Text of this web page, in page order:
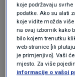
Inače ne kaže
Vladimir Šeks
su to ugovori
su poništeni
valjanost
"Švicarcima"
koje podržavaju
podatke. Ako su alati
koje vidite možda
na ovaj izbornik kako
bilo kojem trenutku
web-stranice [ili
je primjenjivo]. Vaši
mjesto. Za više
informacije o vašoj